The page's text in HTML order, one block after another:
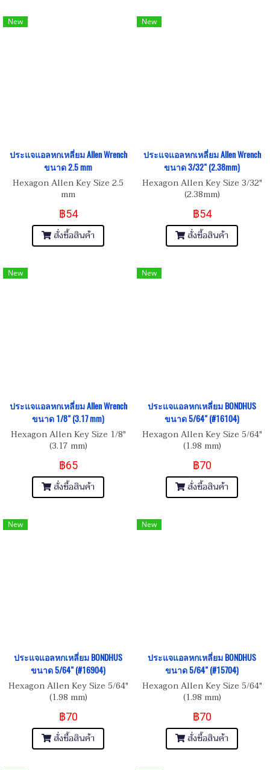
New
ประแจแอลหกเหลี่ยม Allen Wrench
ขนาด 2.5 mm
Hexagon Allen Key Size 2.5
mm
฿54
สั่งซื้อสินค้า
New
ประแจแอลหกเหลี่ยม Allen Wrench
ขนาด 3/32" (2.38mm)
Hexagon Allen Key Size 3/32"
(2.38mm)
฿54
สั่งซื้อสินค้า
New
ประแจแอลหกเหลี่ยม Allen Wrench
ขนาด 1/8" (3.17 mm)
Hexagon Allen Key Size 1/8"
(3.17 mm)
฿65
สั่งซื้อสินค้า
New
ประแจแอลหกเหลี่ยม BONDHUS
ขนาด 5/64" (#16104)
Hexagon Allen Key Size 5/64"
(1.98 mm)
฿70
สั่งซื้อสินค้า
New
ประแจแอลหกเหลี่ยม BONDHUS
ขนาด 5/64" (#16904)
Hexagon Allen Key Size 5/64"
(1.98 mm)
฿70
สั่งซื้อสินค้า
New
ประแจแอลหกเหลี่ยม BONDHUS
ขนาด 5/64" (#15704)
Hexagon Allen Key Size 5/64"
(1.98 mm)
฿70
สั่งซื้อสินค้า